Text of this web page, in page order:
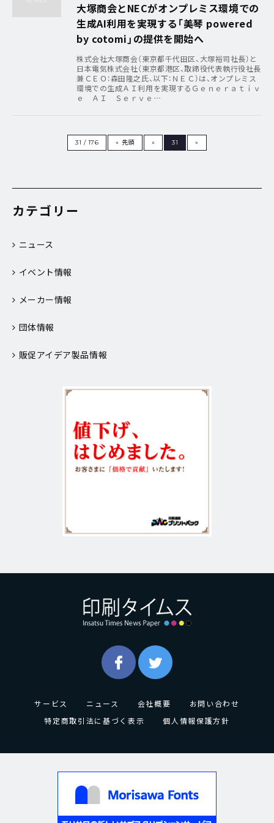
大塚商会とNECがオンプレミス環境での
生成AI利用を実現する「美琴 powered
by cotomi」の提供を開始へ
株式会社大塚商会（東京都千代田区、大塚裕司社長）と
日本電気株式会社（東京都港区、取締役代表執行役社長
兼ＣＥＯ：森田隆之氏、以下：ＮＥＣ）は、オンプレミス
環境での生成ＡＩ利用を実現するＧｅｎｅｒａｔｉｖ
ｅ ＡＩ Ｓｅｒｖｅ…
31 / 176 « 先頭 « 31 »
カテゴリー
ニュース
イベント情報
メーカー情報
団体情報
販促アイデア製品情報
サービス ニュース 会社概要
お問い合わせ
特定商取引法に基づく表示
個人情報保護方針